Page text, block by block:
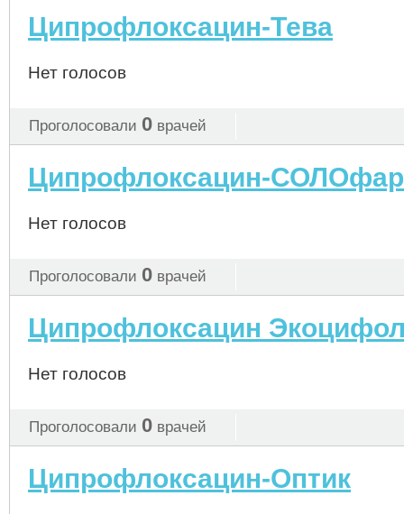
Ципрофлоксацин-Тева
Нет голосов
Проголосовали 0 врачей
Ципрофлоксацин-
Нет голосов
Проголосовали 0 врачей
Ципрофлоксацин
Нет голосов
Проголосовали 0 врачей
Ципрофлоксацин-Оптик